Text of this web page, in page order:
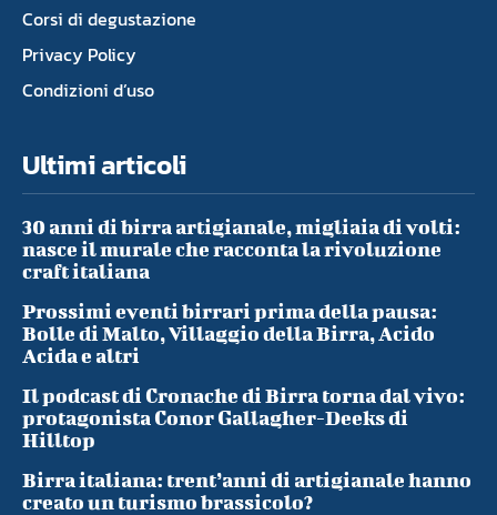
Corsi di degustazione
Privacy Policy
Condizioni d’uso
Ultimi articoli
30 anni di birra artigianale, migliaia di volti:
nasce il murale che racconta la rivoluzione
craft italiana
Prossimi eventi birrari prima della pausa:
Bolle di Malto, Villaggio della Birra, Acido
Acida e altri
Il podcast di Cronache di Birra torna dal vivo:
protagonista Conor Gallagher-Deeks di
Hilltop
Birra italiana: trent’anni di artigianale hanno
creato un turismo brassicolo?